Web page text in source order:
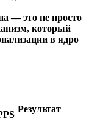
— это не просто
который
в ядро
Результат